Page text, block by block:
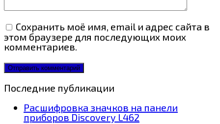
Сохранить моё имя, email и адрес сайта в
этом браузере для последующих моих
комментариев.
Последние публикации
Расшифровка значков на панели
приборов Discovery L462